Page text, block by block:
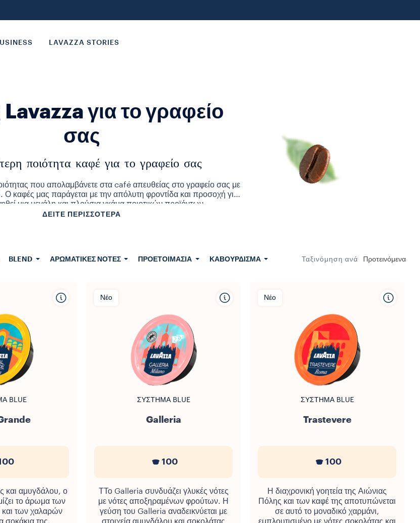
LAVAZZA STORIES
για το γραφείο
σας
ποιότητα καφέ για το γραφείο σας
που απολαμβάνετε στα café απευθείας στο γραφείο σας με
Ο καφές μας παράγεται με την απόλυτη φροντίδα και προσοχή για
μια μεγάλη και πλούσια γκάμα ποιοτικών προϊόντων.
ΔΕΊΤΕ ΠΕΡΙΣΣΌΤΕΡΑ
BLEND ΑΡΩΜΑΤΙΚΈΣ ΝΌΤΕΣ ΠΡΟΕΤΟΙΜΑΣΊΑ ΚΑΒΟΎΡΔΙΣΜΑ Ταξινόμηση ανά
Προτεινόμενα
BLUE
και αμυγδάλου, ο
το άρωμα των
και των χαλαρών
Νέο
ΣΎΣΤΗΜΑ BLUE
Galleria
100
ΤΤο Galleria συνδυάζει γλυκές νότες
με νότες αποξηραμένων φρούτων. Η
γεύση του Galleria αναδεικνύεται με
Νέο
ΣΎΣΤΗΜΑ BLUE
Trastevere
100
Η διαχρονική γοητεία της Αιώνιας
Πόλης και των καφέ της αποτυπώνεται
σε αυτό το μοναδικό χαρμάνι,